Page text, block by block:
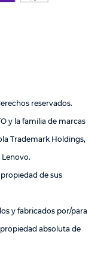
reservados.
y la familia de marcas
Trademark Holdings,
Lenovo.
de sus
y fabricados por/para
absoluta de